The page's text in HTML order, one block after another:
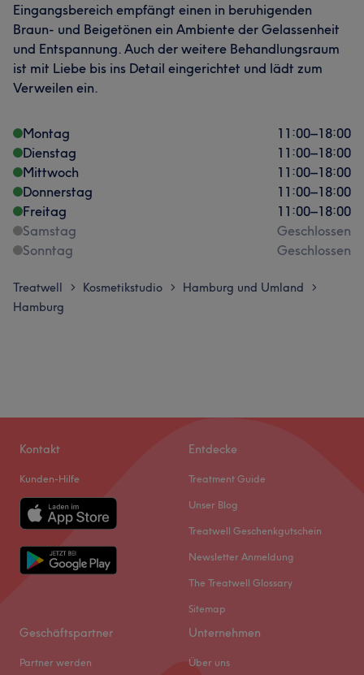
Eingangsbereich empfängt einen in beruhigenden
Braun- und Beigetönen ein Ambiente der Gelassenheit
und Entspannung. Auch der weitere Behandlungsraum
ist mit Liebe bis ins Detail eingerichtet und lädt zum
Verweilen ein.
Montag 11:00–18:00
Dienstag
11:00–18:00
Mittwoch
11:00–18:00
Donnerstag
11:00–18:00
Freitag
11:00–18:00
Samstag
Geschlossen
Sonntag
Geschlossen
Treatwell > Kosmetikstudio > Hamburg und Umland >
Hamburg
Kontakt
Kunden-Hilfe
Entdecke
Treatment Guide
Unser Blog
Treatwell Geschenkgutschein
Newsletter Anmeldung
The Treatwell Glossary
Sitemap
Geschäftspartner
Partner werden
Unternehmen
Über uns